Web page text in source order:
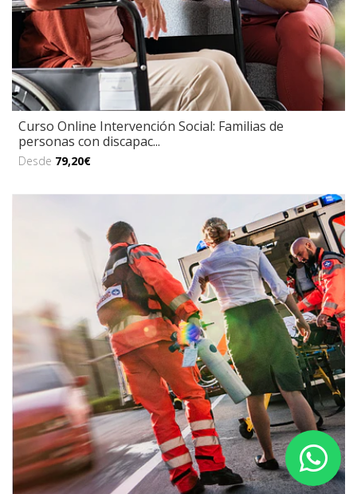
Curso Online Intervención Social: Familias de
personas con discapac...
Desde 79,20€